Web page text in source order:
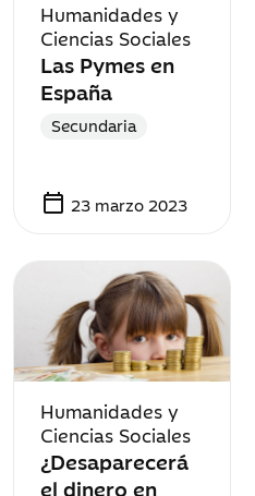
Humanidades y
Ciencias Sociales
Las Pymes en
España
Secundaria
calendar_today 23 marzo 2023
Humanidades y
Ciencias Sociales
¿Desaparecerá
el dinero en